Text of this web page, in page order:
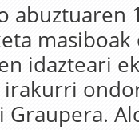
abuztuaren
masiboak
idazteari
Graupera.